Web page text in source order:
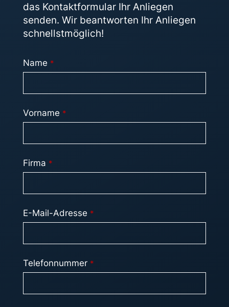
das Kontakt­formular Ihr Anliegen
senden. Wir beantworten Ihr Anliegen
schnellstmöglich!
Name *
Vorname *
Firma *
E-Mail-Adresse *
Telefonnummer *